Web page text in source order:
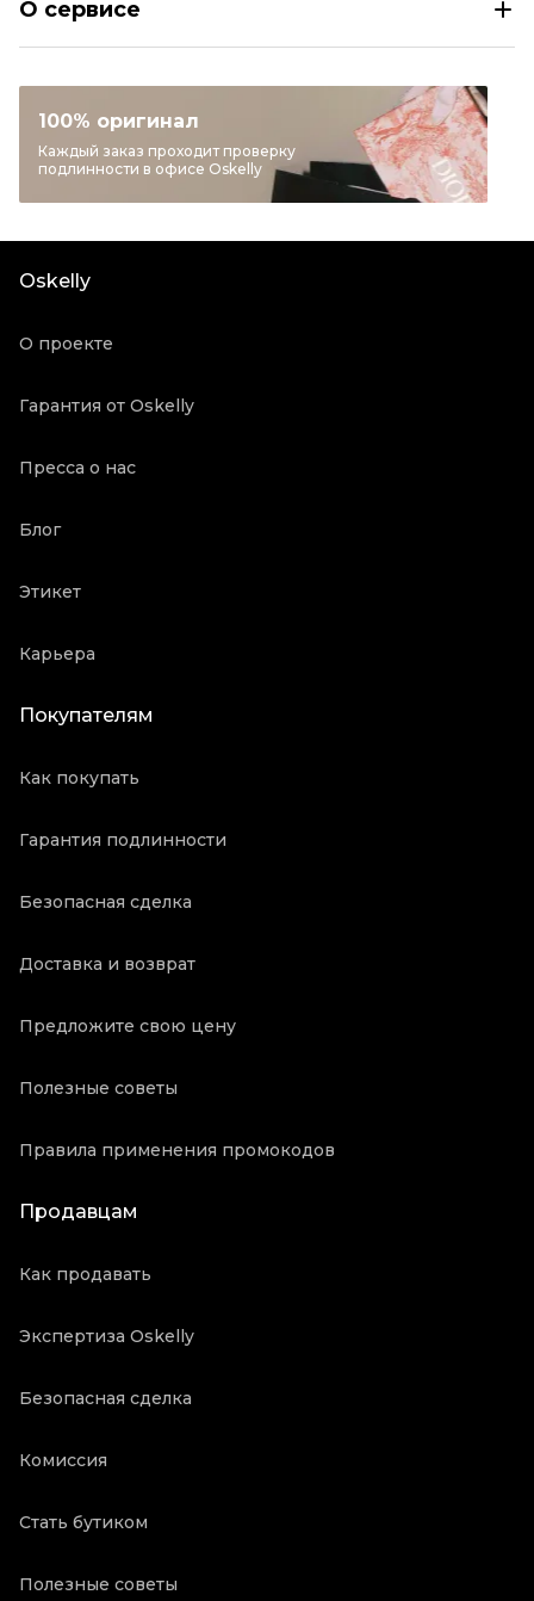
Категория
Жакеты и пиджаки
Бренд
EMPORIO ARMANI
Материал одежды
Хлопок-эластан
Продавец
О сервисе
100% оригинал
Каждый заказ проходит проверку
подлинности в офисе Oskelly
Oskelly
О проекте
Гарантия от Oskelly
Пресса о нас
Блог
Этикет
Карьера
Покупателям
Как покупать
Гарантия подлинности
Безопасная сделка
Доставка и возврат
Предложите свою цену
Полезные советы
Правила применения промокодов
Продавцам
Как продавать
Экспертиза Oskelly
Безопасная сделка
Комиссия
Стать бутиком
Полезные советы